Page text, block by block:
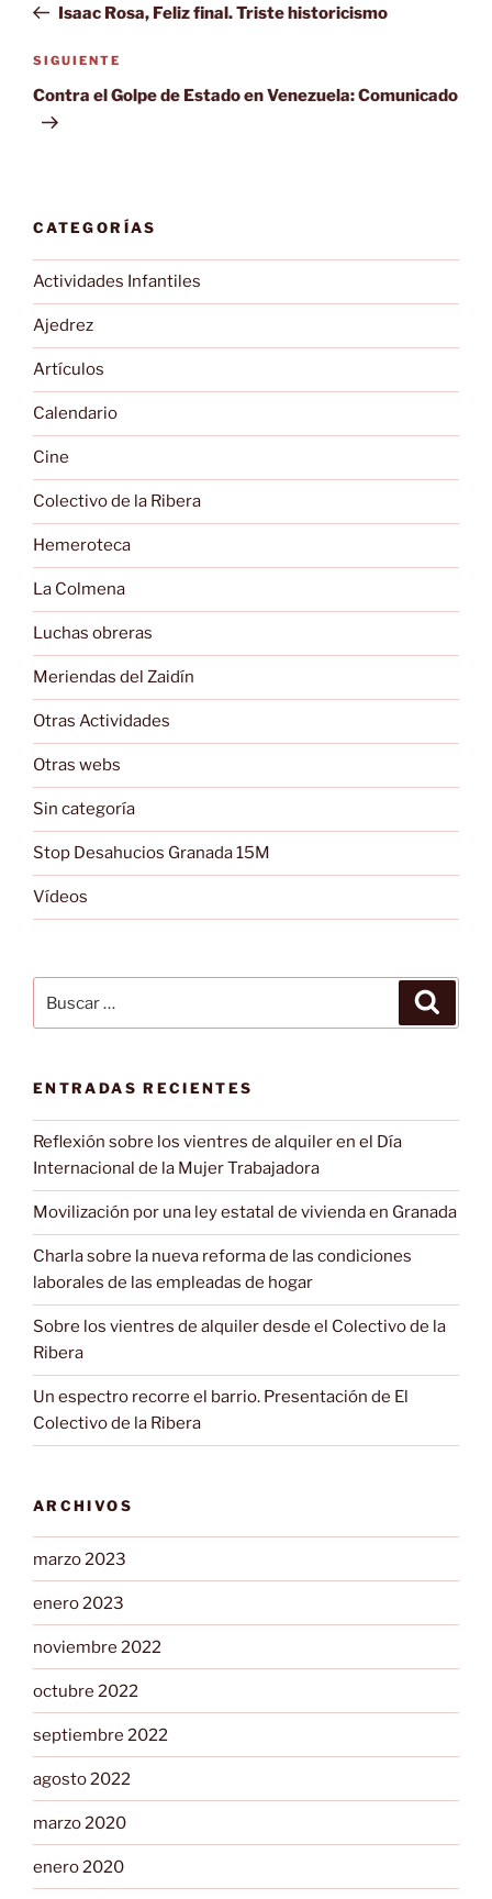
entradas
anterior:
Isaac Rosa, Feliz final. Triste historicismo
Siguiente
entrada
SIGUIENTE
Contra el Golpe de Estado en Venezuela: Comunicado
CATEGORÍAS
Actividades Infantiles
Ajedrez
Artículos
Calendario
Cine
Colectivo de la Ribera
Hemeroteca
La Colmena
Luchas obreras
Meriendas del Zaidín
Otras Actividades
Otras webs
Sin categoría
Stop Desahucios Granada 15M
Vídeos
por:
ENTRADAS RECIENTES
Reflexión sobre los vientres de alquiler en el Día
Internacional de la Mujer Trabajadora
Movilización por una ley estatal de vivienda en Granada
Charla sobre la nueva reforma de las condiciones
laborales de las empleadas de hogar
Sobre los vientres de alquiler desde el Colectivo de la
Ribera
Un espectro recorre el barrio. Presentación de El
Colectivo de la Ribera
ARCHIVOS
marzo 2023
enero 2023
noviembre 2022
octubre 2022
septiembre 2022
agosto 2022
marzo 2020
enero 2020